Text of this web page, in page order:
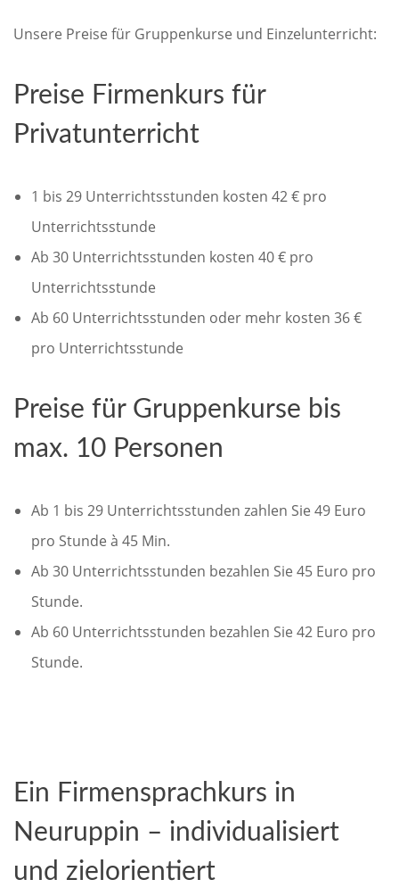
Unsere Preise für Gruppenkurse und Einzelunterricht:
Preise Firmenkurs für
Privatunterricht
1 bis 29 Unterrichtsstunden kosten 42 € pro
Unterrichtsstunde
Ab 30 Unterrichtsstunden kosten 40 € pro
Unterrichtsstunde
Ab 60 Unterrichtsstunden oder mehr kosten 36 €
pro Unterrichtsstunde
Preise für Gruppenkurse bis
max. 10 Personen
Ab 1 bis 29 Unterrichtsstunden zahlen Sie 49 Euro
pro Stunde à 45 Min.
Ab 30 Unterrichtsstunden bezahlen Sie 45 Euro pro
Stunde.
Ab 60 Unterrichtsstunden bezahlen Sie 42 Euro pro
Stunde.
Ein Firmensprachkurs in
Neuruppin – individualisiert
und zielorientiert